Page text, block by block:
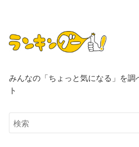
みんなの「ちょっと気になる」を調
ト